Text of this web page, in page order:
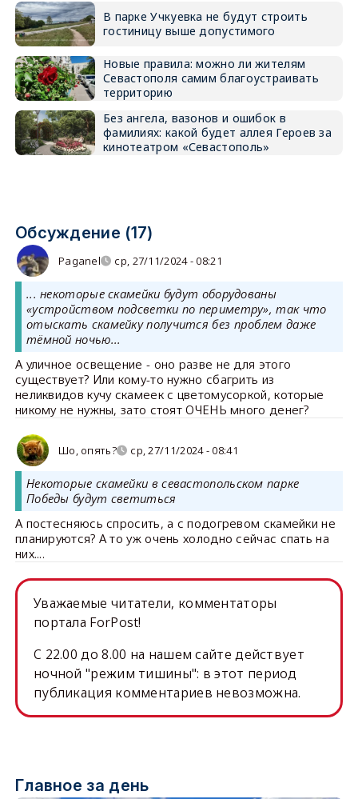
В парке Учкуевка не будут строить
гостиницу выше допустимого
Новые правила: можно ли жителям
Севастополя самим благоустраивать
территорию
Без ангела, вазонов и ошибок в
фамилиях: какой будет аллея Героев за
кинотеатром «Севастополь»
Обсуждение (17)
Paganel ср, 27/11/2024 - 08:21
... некоторые скамейки будут оборудованы
«устройством подсветки по периметру», так что
отыскать скамейку получится без проблем даже
тёмной ночью...
А уличное освещение - оно разве не для этого
существует? Или кому-то нужно сбагрить из
неликвидов кучу скамеек с цветомусоркой, которые
никому не нужны, зато стоят ОЧЕНЬ много денег?
Шо, опять? ср, 27/11/2024 - 08:41
Некоторые скамейки в севастопольском парке
Победы будут светиться
А постесняюсь спросить, а с подогревом скамейки не
планируются? А то уж очень холодно сейчас спать на
них....
Уважаемые читатели, комментаторы
портала ForPost!
C 22.00 до 8.00 на нашем сайте действует
ночной "режим тишины": в этот период
публикация комментариев невозможна.
Главное за день